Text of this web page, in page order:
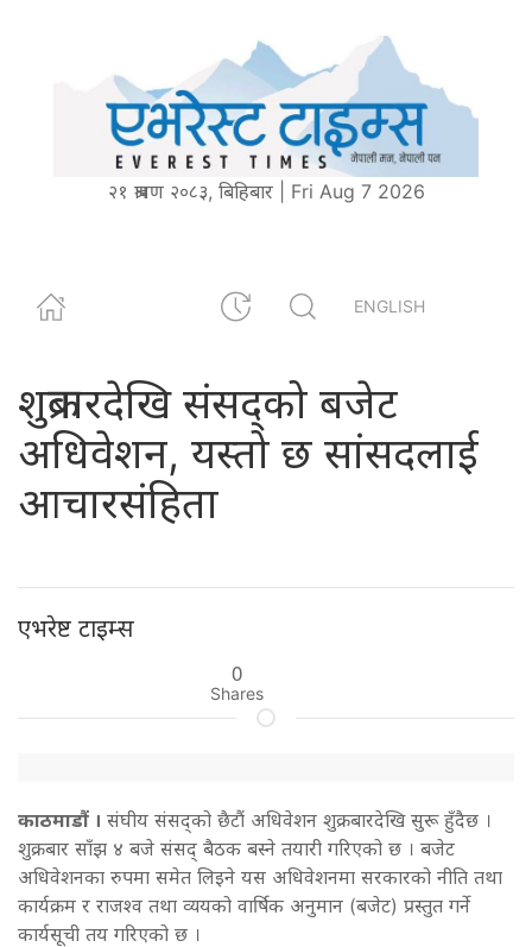
२१ श्रावण २०८३, बिहिबार | Fri Aug 7 2026
ENGLISH
शुक्रबारदेखि संसद्को बजेट
अधिवेशन, यस्तो छ सांसदलाई
आचारसंहिता
एभरेष्ट टाइम्स
0
Shares
काठमाडाैं । संघीय संसद्को छैटौं अधिवेशन शुक्रबारदेखि सुरू हुँदैछ ।
शुक्रबार साँझ ४ बजे संसद् बैठक बस्ने तयारी गरिएको छ । बजेट
अधिवेशनका रुपमा समेत लिइने यस अधिवेशनमा सरकारको नीति तथा
कार्यक्रम र राजश्व तथा व्ययको वार्षिक अनुमान (बजेट) प्रस्तुत गर्ने
कार्यसूची तय गरिएको छ ।